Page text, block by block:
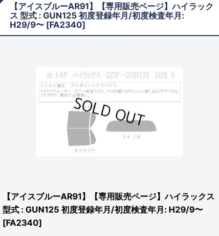
【アイスブルーAR91】【専用販売ページ】ハイラック
ス 型式 : GUN125 初度登録年月/初度検査年月:
H29/9〜 [FA2340]
【アイスブルーAR91】【専用販売ページ】ハイラックス
型式 : GUN125 初度登録年月/初度検査年月: H29/9〜
[FA2340]